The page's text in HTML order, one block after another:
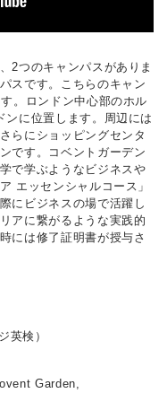
2つのキャンパスがありま
スです。こちらのキャン
。ロンドン中心部のホル
に位置します。周辺には
らにショッピングセンタ
です。コベントガーデン
で学ぶようなビジネスや
エッセンシャルコース」
にビジネスの場で活躍し
アに繋がるような実践的
には修了証明書が授与さ
英検）
Garden,